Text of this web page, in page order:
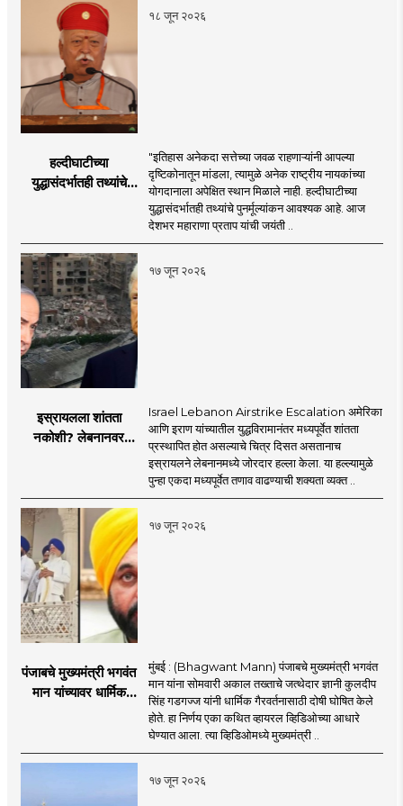
१८ जून २०२६
हल्दीघाटीच्या
युद्धासंदर्भातही तथ्यांचे
मोहनजी भागवत
"इतिहास अनेकदा सत्तेच्या जवळ राहणाऱ्यांनी आपल्या
दृष्टिकोनातून मांडला, त्यामुळे अनेक राष्ट्रीय नायकांच्या
योगदानाला अपेक्षित स्थान मिळाले नाही. हल्दीघाटीच्या
युद्धासंदर्भातही तथ्यांचे पुनर्मूल्यांकन आवश्यक आहे. आज
देशभर महाराणा प्रताप यांची जयंती ..
१७ जून २०२६
इस्रायलला शांतता
नकोशी? लेबनानवर
इराण-अमेरिकेत आरोप-
प्रत्यारोप
Israel Lebanon Airstrike Escalation अमेरिका
आणि इराण यांच्यातील युद्धविरामानंतर मध्यपूर्वेत शांतता
प्रस्थापित होत असल्याचे चित्र दिसत असतानाच
इस्रायलने लेबनानमध्ये जोरदार हल्ला केला. या हल्ल्यामुळे
पुन्हा एकदा मध्यपूर्वेत तणाव वाढण्याची शक्यता व्यक्त ..
१७ जून २०२६
पंजाबचे मुख्यमंत्री भगवंत
मान यांच्यावर धार्मिक
खळबळ
मुंबई : (Bhagwant Mann) पंजाबचे मुख्यमंत्री भगवंत
मान यांना सोमवारी अकाल तख्ताचे जत्थेदार ज्ञानी कुलदीप
सिंह गडगज्ज यांनी धार्मिक गैरवर्तनासाठी दोषी घोषित केले
होते. हा निर्णय एका कथित व्हायरल व्हिडिओच्या आधारे
घेण्यात आला. त्या व्हिडिओमध्ये मुख्यमंत्री ..
१७ जून २०२६